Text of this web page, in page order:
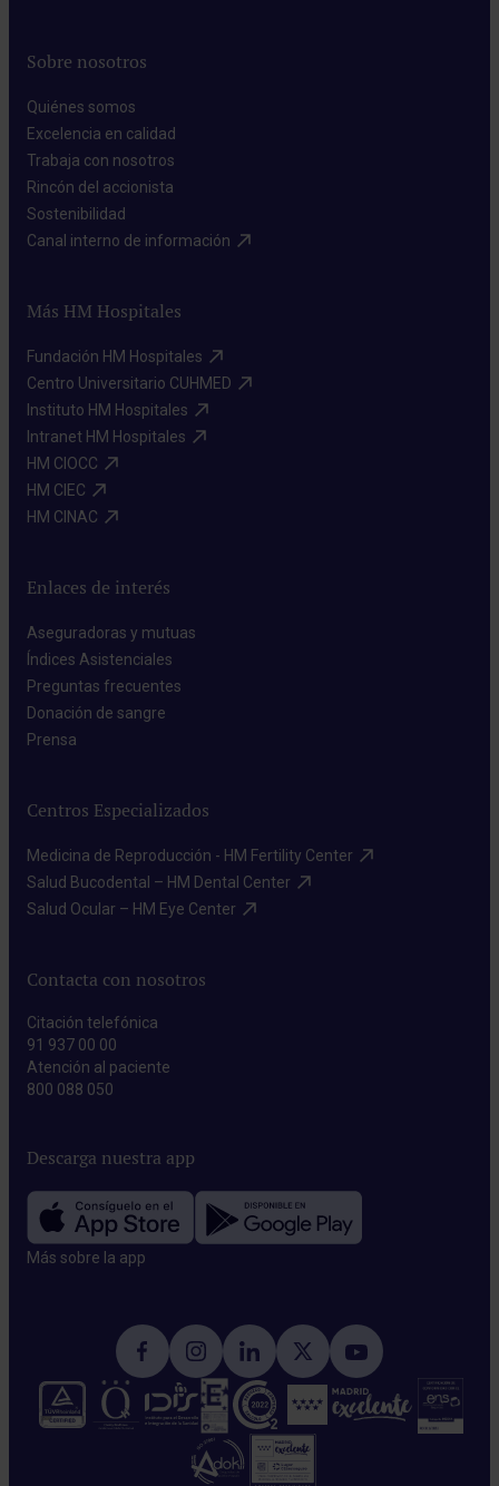
Sobre nosotros
Quiénes somos​
Excelencia en calidad​
Trabaja con nosotros​
Rincón del accionista​
Sostenibilidad​
Canal interno de información​
Más HM Hospitales
Fundación HM Hospitales​
Centro Universitario CUHMED​
Instituto HM Hospitales​
Intranet HM Hospitales​
HM CIOCC​
HM CIEC​
HM CINAC​
Enlaces de interés
Aseguradoras y mutuas​
Índices Asistenciales​
Preguntas frecuentes​
Donación de sangre​
Prensa​
Centros Especializados
Medicina de Reproducción - HM Fertility Center​
Salud Bucodental – HM Dental Center​
Salud Ocular – HM Eye Center​
Contacta con nosotros
Citación telefónica
91 937 00 00
Atención al paciente
800 088 050
Descarga nuestra app
Más sobre la app​